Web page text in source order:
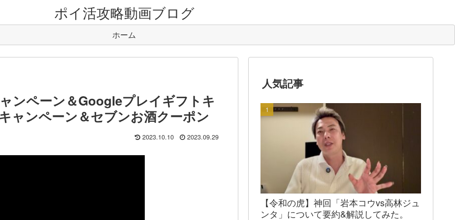
ポイ活攻略動画ブログ
ホーム
ンペーン＆Googleプレイギフトキ
ャンペーン＆セブンお酒クーポン
2023.10.10 2023.09.29
人気記事
【令和の虎】神回「岩本コウvs高林ジュ
ンタ」について要約&解説してみた。